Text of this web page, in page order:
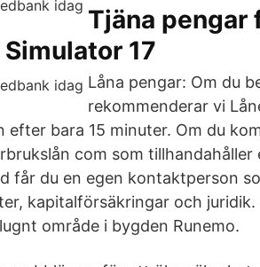
Tjäna pengar
17
Låna pengar: Om du
rekommenderar vi
efter bara 15 minuter. Om du
com som
får du en egen kontaktperson
kapitalförsäkringar och
område i bygden Runemo.